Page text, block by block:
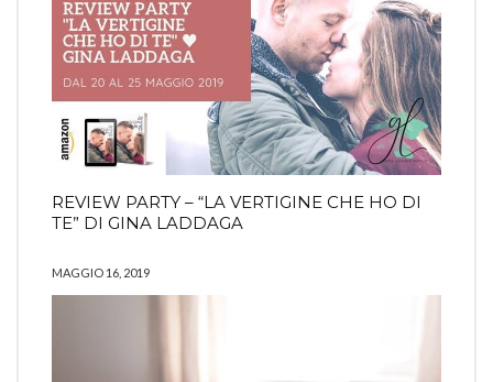
REVIEW PARTY – “LA VERTIGINE CHE HO DI
TE” DI GINA LADDAGA
MAGGIO 16, 2019